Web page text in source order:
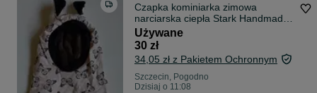
Czapka kominiarka zimowa
narciarska ciepła Stark Handmade
2-3 lata
Używane
30 zł
34,05 zł z Pakietem Ochronnym
Szczecin, Pogodno
Dzisiaj o 11:08